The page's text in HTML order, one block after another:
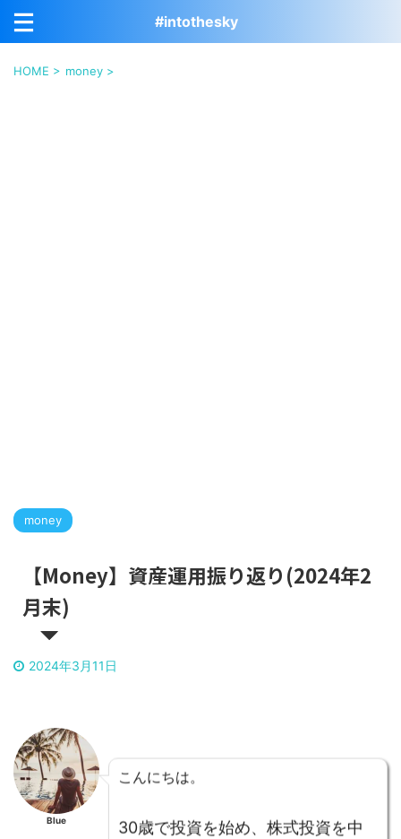
#intothesky
HOME > money >
money
【Money】資産運用振り返り(2024年2
月末)
2024年3月11日
Blue
こんにちは。
30歳で投資を始め、株式投資を中